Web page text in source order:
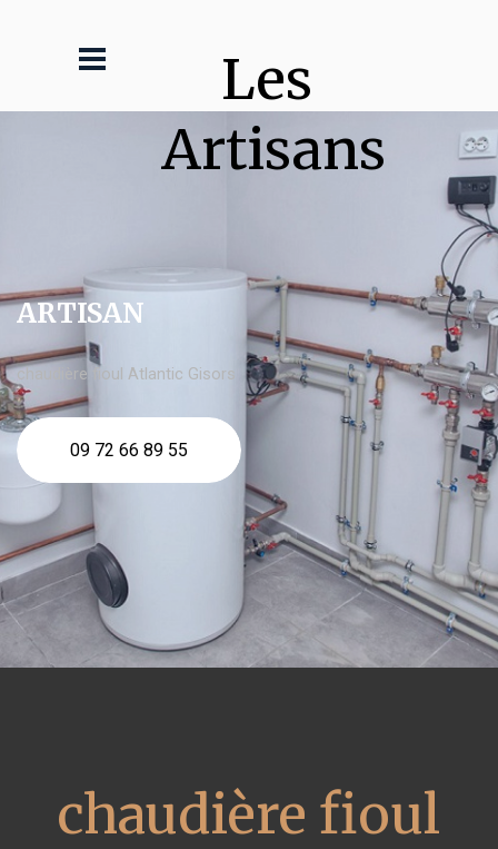
Les
Artisans
ARTISAN
chaudière fioul Atlantic Gisors
09 72 66 89 55
chaudière fioul